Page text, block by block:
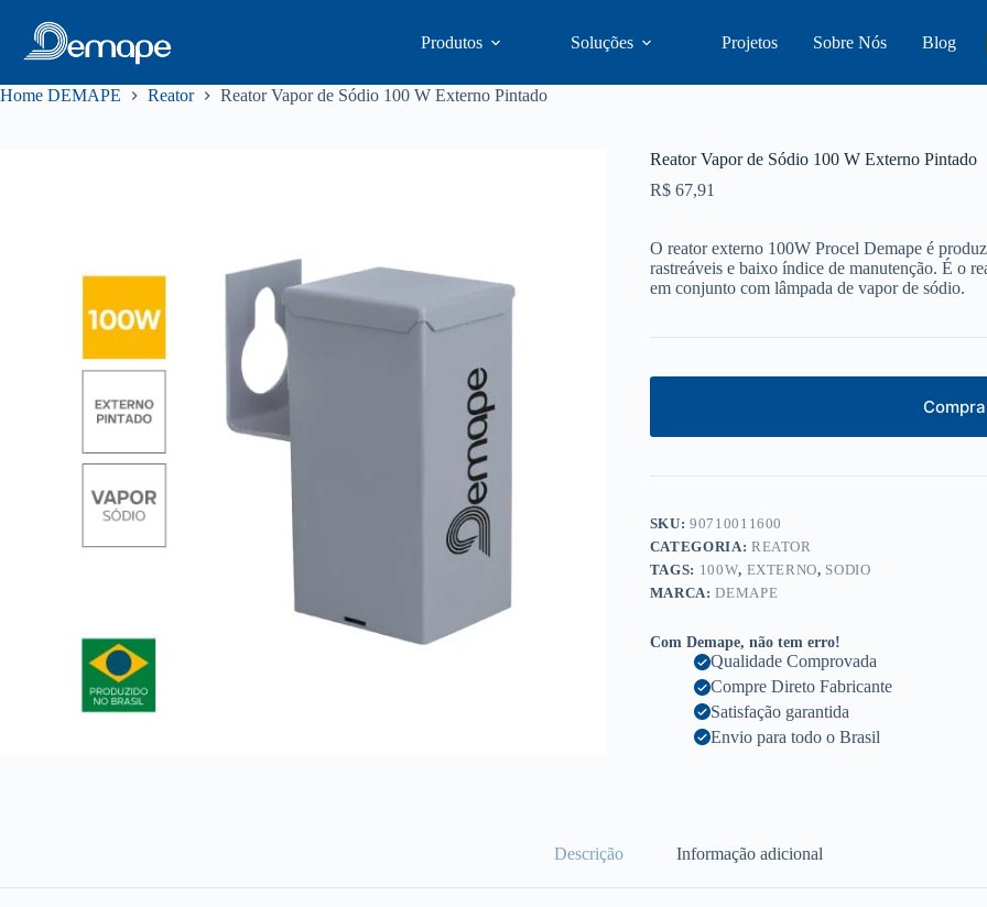
Produtos Soluções Projetos Sobre Nós Blog
Home DEMAPE Reator Reator Vapor de Sódio 100 W Externo Pintado
Reator Vapor de Sódio 100 W Externo Pintado
R$67,91
O reator externo 100W Procel Demape é
rastreáveis e baixo índice de manutenção. É o
em conjunto com lâmpada de vapor de sódio.
SKU: 90710011600
CATEGORIA: REATOR
TAGS: 100W, EXTERNO, SODIO
MARCA:DEMAPE
Com Demape, não tem erro!
Qualidade Comprovada
Compre Direto Fabricante
Satisfação garantida
Envio para todo o Brasil
Descrição Informação adicional